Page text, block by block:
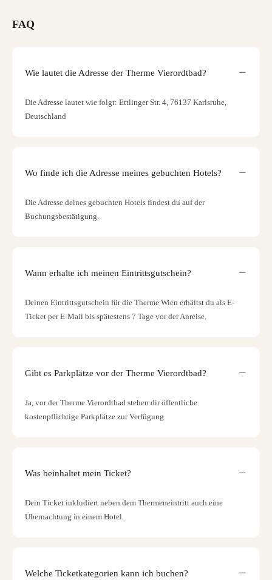
FAQ
Wie lautet die Adresse der Therme Vierordtbad?
Die Adresse lautet wie folgt: Ettlinger Str. 4, 76137 Karlsruhe,
Deutschland
Wo finde ich die Adresse meines gebuchten Hotels?
Die Adresse deines gebuchten Hotels findest du auf der
Buchungsbestätigung.
Wann erhalte ich meinen Eintrittsgutschein?
Deinen Eintrittsgutschein für die Therme Wien erhältst du als E-
Ticket per E-Mail bis spätestens 7 Tage vor der Anreise.
Gibt es Parkplätze vor der Therme Vierordtbad?
Ja, vor der Therme Vierordtbad stehen dir öffentliche
kostenpflichtige Parkplätze zur Verfügung
Was beinhaltet mein Ticket?
Dein Ticket inkludiert neben dem Thermeneintritt auch eine
Übernachtung in einem Hotel.
Welche Ticketkategorien kann ich buchen?